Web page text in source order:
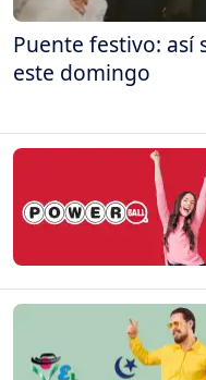
Puente festivo: así
este domingo